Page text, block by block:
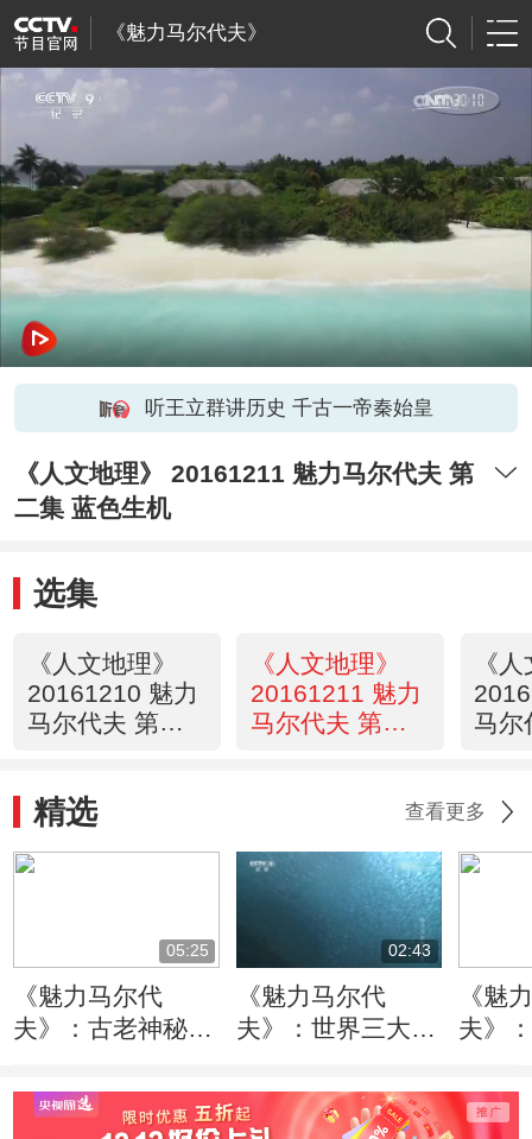
《魅力马尔代夫》
听王立群讲历史 千古一帝秦始皇
《人文地理》 20161211 魅力马尔代夫 第
二集 蓝色生机
选集
《人文地理》
20161210 魅力
马尔代夫 第一
《人文地理》
20161211 魅力
马尔代夫 第二
《
马尔
精选 查看更多
05:25
《魅力马尔代
夫》：古老神秘的
钩捕金枪鱼像玩戏
法
02:43
《魅力马尔代
夫》：世界三大潜
的鲸鲨让摄影师迷
醉
《魅
夫》
同时
队工作